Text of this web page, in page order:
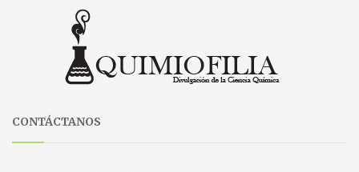
CONTÁCTANOS